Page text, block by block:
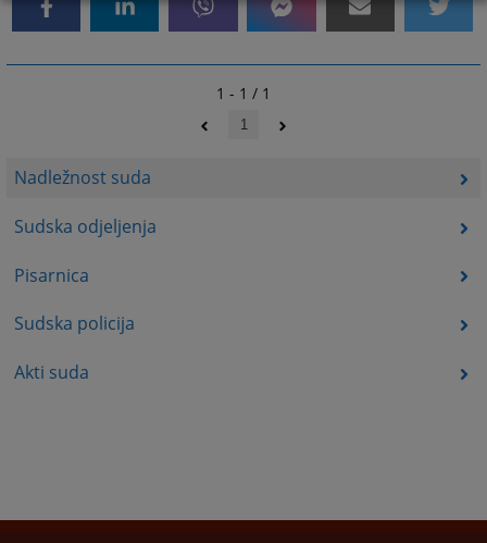
Nadležnost suda
Sudska odjeljenja
Pisarnica
Sudska policija
Akti suda
1 - 1 / 1
1